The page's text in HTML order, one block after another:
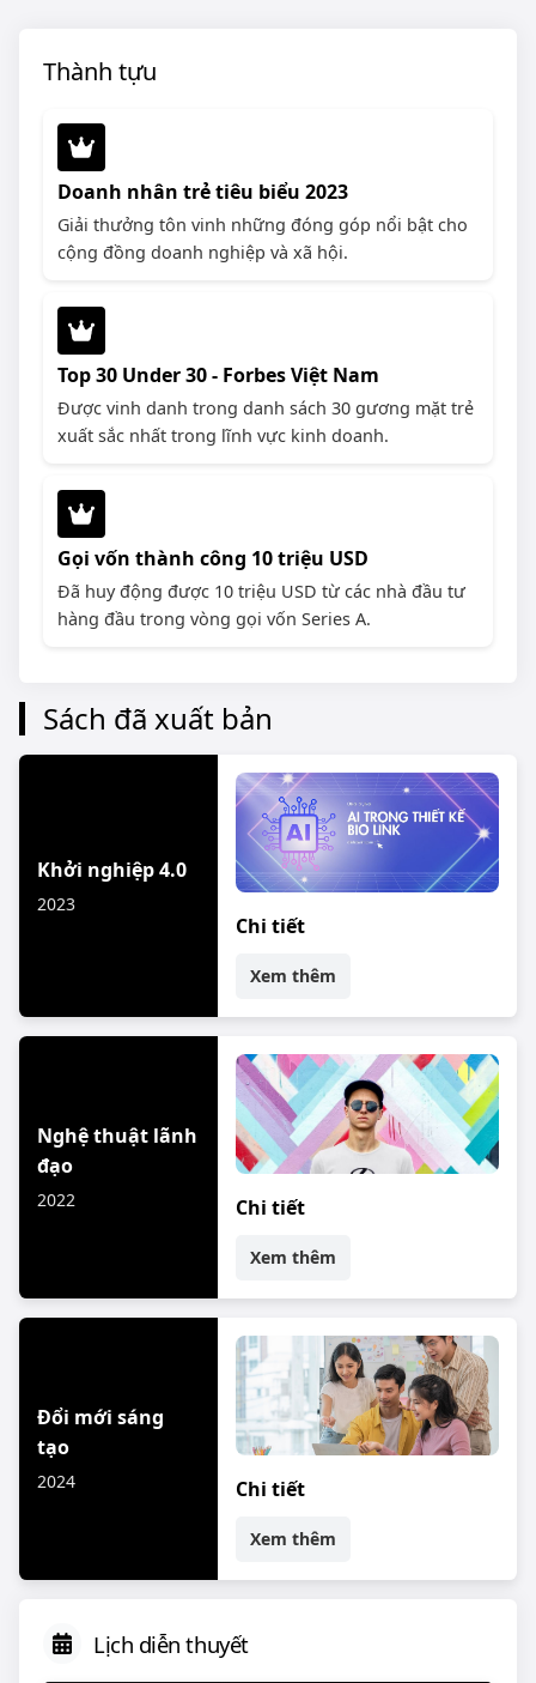
Thành tựu
Doanh nhân trẻ tiêu biểu 2023
Giải thưởng tôn vinh những đóng góp nổi bật cho
cộng đồng doanh nghiệp và xã hội.
Top 30 Under 30 - Forbes Việt Nam
Được vinh danh trong danh sách 30 gương mặt trẻ
xuất sắc nhất trong lĩnh vực kinh doanh.
Gọi vốn thành công 10 triệu USD
Đã huy động được 10 triệu USD từ các nhà đầu tư
hàng đầu trong vòng gọi vốn Series A.
Sách đã xuất bản
Khởi nghiệp 4.0
2023
Chi tiết
Xem thêm
Nghệ thuật lãnh
đạo
2022 Chi tiết
Xem thêm
Đổi mới sáng
tạo
2024 Chi tiết
Xem thêm
Lịch diễn thuyết